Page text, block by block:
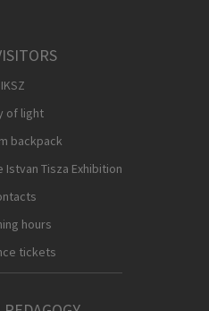
IKSZ
of light
backpack
Tisza Exhibition
hours
tickets